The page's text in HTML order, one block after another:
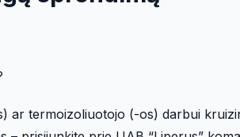
ar termoizoliuotojo (-os) darbui